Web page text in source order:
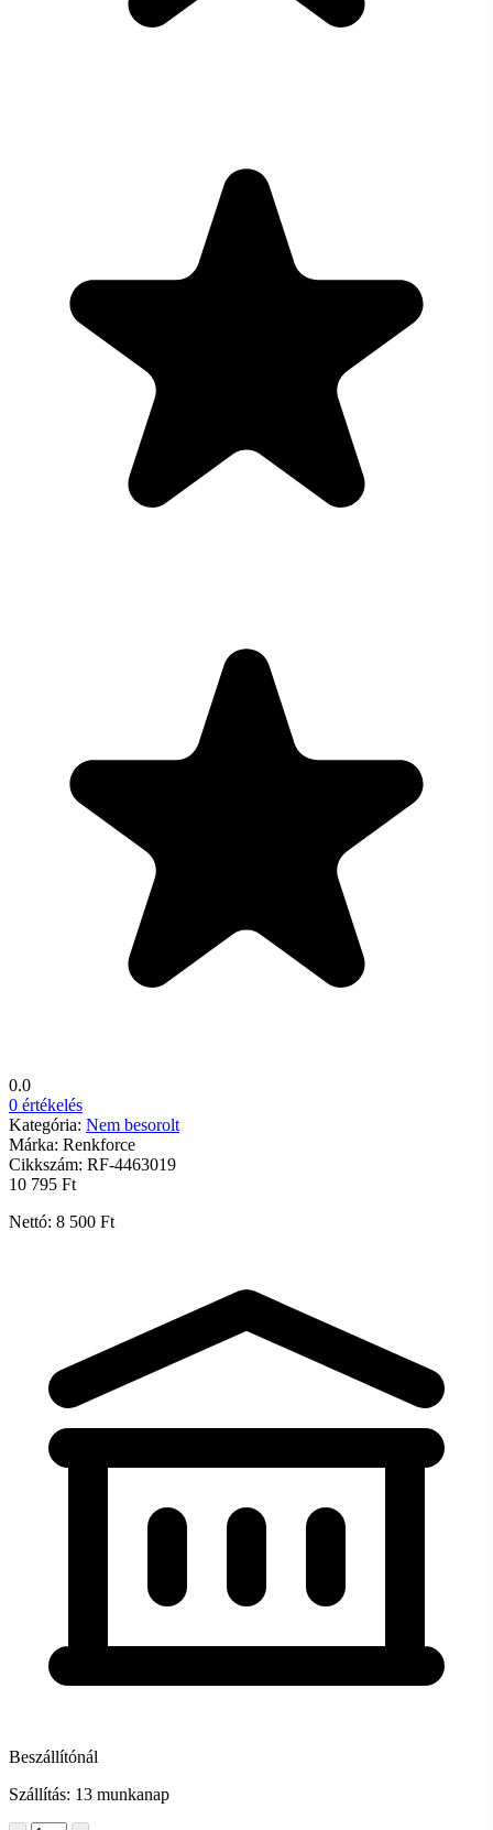
0.0
0 értékelés
Kategória: Nem besorolt
Márka: Renkforce
Cikkszám: RF-4463019
10 795 Ft
Nettó: 8 500 Ft
Beszállítónál
Szállítás: 13 munkanap